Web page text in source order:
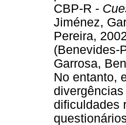
CBP-R -
Jiménez,
Pereira,
(Benevides-
Garrosa,
No entanto,
dificuldades